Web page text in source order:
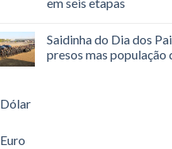
Saidinha do Dia dos
presos mas
Dólar
Euro